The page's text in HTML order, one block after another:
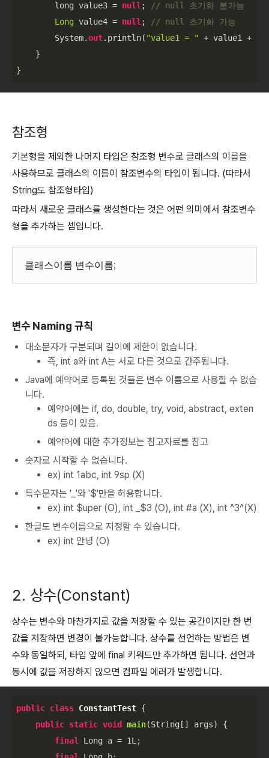
        long value3 =
null ;
// null 초기화 불가능
Long value4 = null ;
// null 초기화 가능
        System.
out.println( "value1 = " + value1 +
    }
}
참조형
기본형을 제외한 나머지 타입은 참조형 변수로 클래스의 이름을
사용하므로 클래스의 이름이 참조변수의 타입이 됩니다. (따라서
String도 참조형타입)
따라서 새로운 클래스를 생성한다는 것은 어떤 의미에서 참조변수
형을 추가하는 셈입니다.
클래스이름 변수이름;
변수 Naming 규칙
대소문자가 구분되며 길이에 제한이 없습니다.
즉, int a와 int A는 서로 다른 것으로 간주됩니다.
Java에 예약어로 등록된 것들은 변수 이름으로 사용할 수 없습
니다.
예약어에는 if, do, double, try, void, abstract, exten
ds 등이 있음.
예약어에 대한 추가정보는 참고자료를 참고
숫자로 시작할 수 없습니다.
ex) int 1abc, int 9sp (X)
특수문자는 '_'와 '$'만을 허용합니다.
ex) int $uper (O), int _$3 (O), int #a (X), int ^3^(X)
한글도 변수이름으로 지정할 수 있습니다.
ex) int 안녕 (O)
2. 상수(Constant)
상수는 변수와 마찬가지로 값을 저장할 수 있는 공간이지만 한 번
값을 저장하면 변경이 불가능합니다. 상수를 선언하는 방법은 변
수와 동일하되, 타입 앞에 final 키워드만 추가하면 됩니다. 선언과
동시에 값을 저장하지 않으면 컴파일 에러가 발생합니다.
public class ConstantTest {
public static void main(String[] args)
{
final Long a = 1L;